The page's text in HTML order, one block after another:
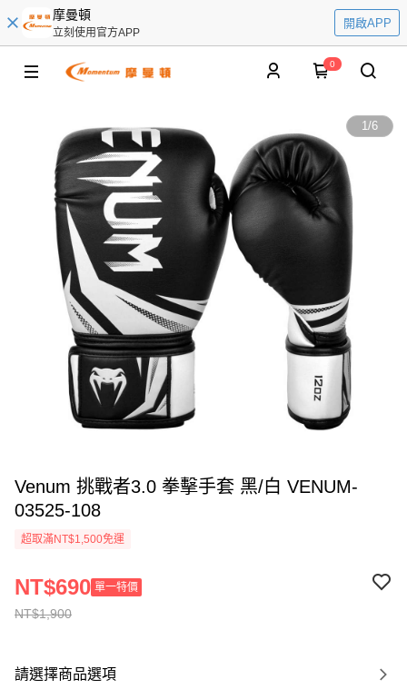
摩曼頓
立刻使用官方APP
開啟APP
0
1/6
Venum 挑戰者3.0 拳擊手套 黑/白 VENUM-
03525-108
超取滿NT$1,500免運
NT$1,900
NT$690 單一特價
請選擇商品選項